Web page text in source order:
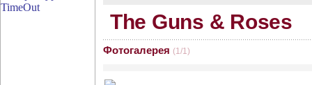
The Guns & Roses
Фотогалерея (1/1)